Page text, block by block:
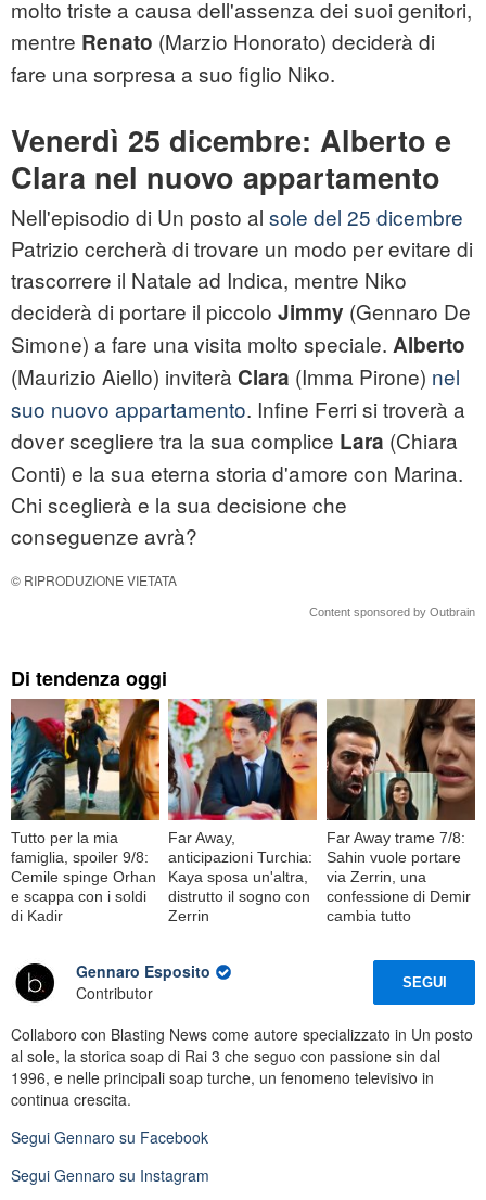
molto triste a causa dell'assenza dei suoi genitori,
mentre Renato (Marzio Honorato) deciderà di
fare una sorpresa a suo figlio Niko.
Venerdì 25 dicembre: Alberto e
Clara nel nuovo appartamento
Nell'episodio di Un posto al sole del 25 dicembre
Patrizio cercherà di trovare un modo per evitare di
trascorrere il Natale ad Indica, mentre Niko
deciderà di portare il piccolo Jimmy (Gennaro De
Simone) a fare una visita molto speciale. Alberto
(Maurizio Aiello) inviterà Clara (Imma Pirone) nel
suo nuovo appartamento. Infine Ferri si troverà a
dover scegliere tra la sua complice Lara (Chiara
Conti) e la sua eterna storia d'amore con Marina.
Chi sceglierà e la sua decisione che
conseguenze avrà?
© RIPRODUZIONE VIETATA
Content sponsored by Outbrain
Di tendenza oggi
Tutto per la mia
famiglia, spoiler 9/8:
Cemile spinge Orhan
e scappa con i soldi
di Kadir
Far Away,
anticipazioni Turchia:
Kaya sposa un'altra,
distrutto il sogno con
Zerrin
Far Away trame 7/8:
Sahin vuole portare
via Zerrin, una
confessione di Demir
cambia tutto
Gennaro Esposito
Contributor
SEGUI
Collaboro con Blasting News come autore specializzato in Un posto
al sole, la storica soap di Rai 3 che seguo con passione sin dal
1996, e nelle principali soap turche, un fenomeno televisivo in
continua crescita.
Segui Gennaro su Facebook
Segui Gennaro su Instagram